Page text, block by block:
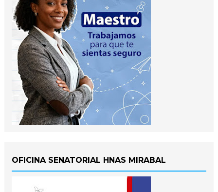
OFICINA SENATORIAL HNAS MIRABAL